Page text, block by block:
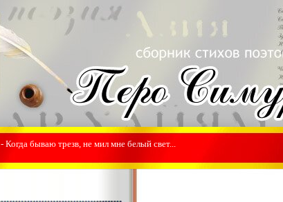
- Когда бываю трезв, не мил мне белый свет...